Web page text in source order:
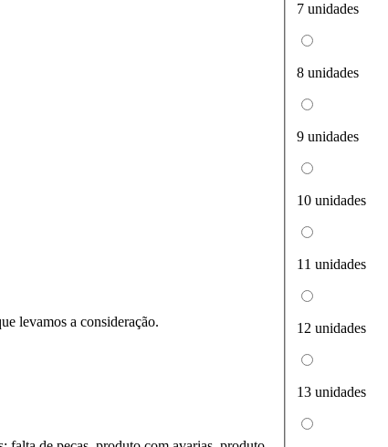
levamos a consideração.
7 unidades
8 unidades
9 unidades
10 unidades
11 unidades
12 unidades
13 unidades